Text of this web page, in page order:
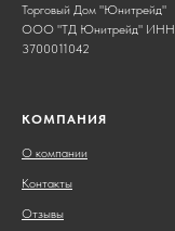
Торговый Дом "Юнитрейд"
ООО "ТД Юнитрейд" ИНН
3700011042
КОМПАНИЯ
О компании
Контакты
Отзывы